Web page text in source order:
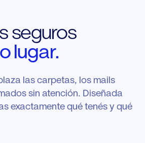
seguros
lugar.
las carpetas, los mails
sin atención. Diseñada
exactamente qué tenés y qué